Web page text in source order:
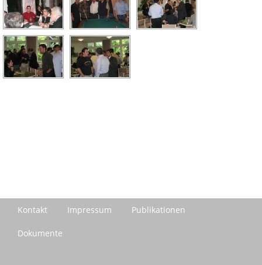
Kontakt Impressum Publikationen
Dokumente